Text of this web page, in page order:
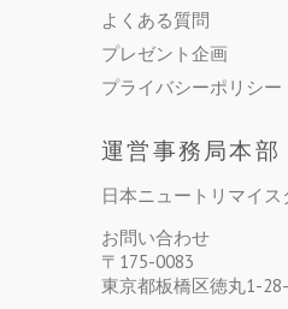
よくある質問
プレゼント企画
プライバシーポリシー
運営事務局本部
日本ニュートリマイ
お問い合わせ
〒175-0083
東京都板橋区徳丸1-